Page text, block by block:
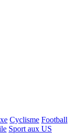
Cyclisme Football
Sport aux US